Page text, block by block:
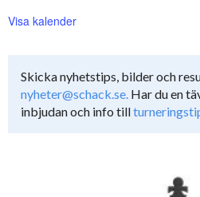
Visa kalender
Skicka nyhetstips, bilder och
nyheter@schack.se. Har du en
inbjudan och info till